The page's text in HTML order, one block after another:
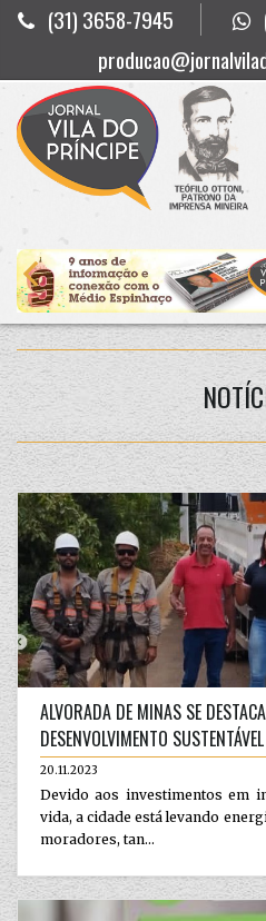
(31) 3658-7945
ALVORADA DE MINAS SE
DESENVOLVIMENTO SUSTENTÁVEL
20.11.2023
Devido aos investimentos em
vida, a cidade está levando
moradores, tan...